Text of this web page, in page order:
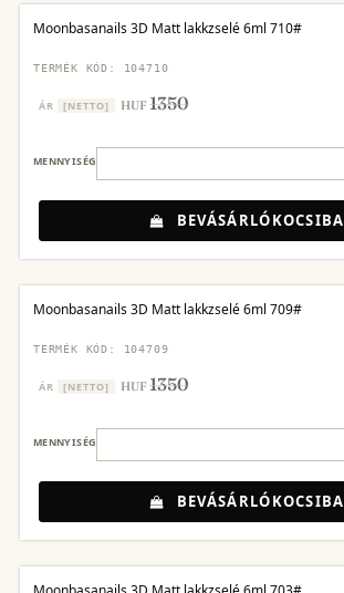
Moonbasanails 3D Matt lakkzselé 6ml 710#
TERMÉK KÓD: 104710
ÁR [NETTO] HUF1350
MENNYISÉG
BEVÁSÁRLÓKOCSIBA
Moonbasanails 3D Matt lakkzselé 6ml 709#
TERMÉK KÓD: 104709
ÁR [NETTO] HUF1350
MENNYISÉG
BEVÁSÁRLÓKOCSIBA